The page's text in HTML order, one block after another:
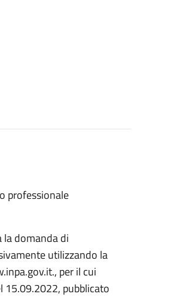
professionale
la domanda di
utilizzando la
per il cui
15.09.2022, pubblicato